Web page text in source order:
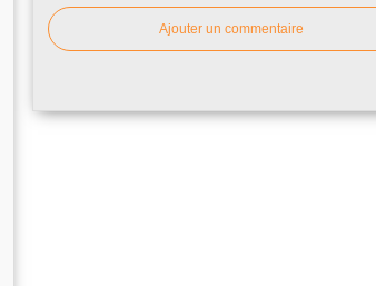
Ajouter un commentaire